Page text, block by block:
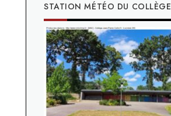
STATION MÉTÉO DU COLLÈGE